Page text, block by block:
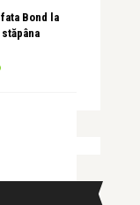
Bond la